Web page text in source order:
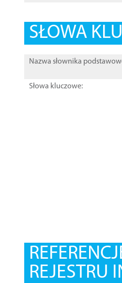
SŁOWA
Nazwa słownika
Słowa kluczowe:
REJESTRU